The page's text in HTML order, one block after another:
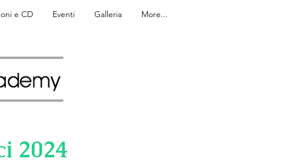
e CD Eventi Galleria More...
2024